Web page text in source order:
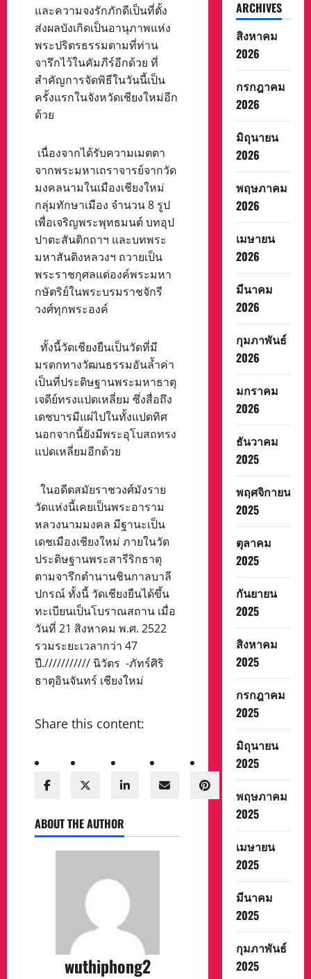
และความจงรักภักดีเป็นที่ตั้ง
ส่งผลบังเกิดเป็นอานุภาพแห่ง
พระปริตรธรรมตามที่ท่าน
จารึกไว้ในคัมภีร์อีกด้วย ที่
สำคัญการจัดพิธีในวันนี้เป็น
ครั้งแรกในจังหวัดเชียงใหม่อีก
ด้วย
เนื่องจากได้รับความเมตตา
จากพระมหาเถราจารย์จากวัด
มงคลนามในเมืองเชียงใหม่
กลุ่มทักษาเมือง จำนวน 8 รูป
เพื่อเจริญพระพุทธมนต์ บทอุป
ปาตะสันติกถาฯ และบทพระ
มหาสันติงหลวงฯ ถวายเป็น
พระราชกุศลแด่องค์พระมหา
กษัตริย์ในพระบรมราชจักรี
วงศ์ทุกพระองค์
ทั้งนี้วัดเชียงยืนเป็นวัดที่มี
มรดกทางวัฒนธรรมอันล้ำค่า
เป็นที่ประดิษฐานพระมหาธาตุ
เจดีย์ทรงแปดเหลี่ยม ซึ่งสื่อถึง
เดชบารมีแผ่ไปในทั้งแปดทิศ
นอกจากนี้ยังมีพระอุโบสถทรง
แปดเหลี่ยมอีกด้วย
ในอดีตสมัยราชวงศ์มังราย
วัดแห่งนี้เคยเป็นพระอาราม
หลวงนามมงคล มีฐานะเป็น
เดชเมืองเชียงใหม่ ภายในวัด
ประดิษฐานพระสารีริกธาตุ
ตามจารึกตำนานชินกาลบาลี
ปกรณ์ ทั้งนี้ วัดเชียงยืนได้ขึ้น
ทะเบียนเป็นโบราณสถาน เมื่อ
วันที่ 21 สิงหาคม พ.ศ. 2522
รวมระยะเวลากว่า 47
ปี./////////// นิวัตร -ภัทร์ศิริ
ธาตุอินจันทร์ เชียงใหม่
Share this content:
ABOUT THE AUTHOR
wuthiphong2
ARCHIVES
สิงหาคม
2026
กรกฎาคม
2026
มิถุนายน
2026
พฤษภาคม
2026
เมษายน
2026
มีนาคม
2026
กุมภาพันธ์
2026
มกราคม
2026
ธันวาคม
2025
พฤศจิกายน
2025
ตุลาคม
2025
กันยายน
2025
สิงหาคม
2025
กรกฎาคม
2025
มิถุนายน
2025
พฤษภาคม
2025
เมษายน
2025
มีนาคม
2025
กุมภาพันธ์
2025